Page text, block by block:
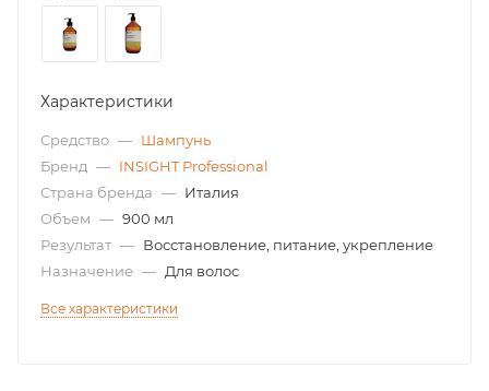
Характеристики
Средство — Шампунь
Бренд — INSIGHT Professional
Страна бренда — Италия
Объем — 900 мл
Результат — Восстановление, питание, укрепление
Назначение — Для волос
Все характеристики